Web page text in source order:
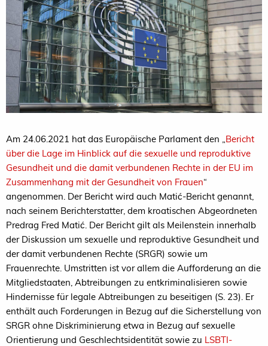
Am 24.06.2021 hat das Europäische Parlament den „Bericht
über die Lage im Hinblick auf die sexuelle und reproduktive
Gesundheit und die damit verbundenen Rechte in der EU im
Zusammenhang mit der Gesundheit von Frauen“
angenommen. Der Bericht wird auch Matić-Bericht genannt,
nach seinem Berichterstatter, dem kroatischen Abgeordneten
Predrag Fred Matić. Der Bericht gilt als Meilenstein innerhalb
der Diskussion um sexuelle und reproduktive Gesundheit und
der damit verbundenen Rechte (SRGR) sowie um
Frauenrechte. Umstritten ist vor allem die Aufforderung an die
Mitgliedstaaten, Abtreibungen zu entkriminalisieren sowie
Hindernisse für legale Abtreibungen zu beseitigen (S. 23). Er
enthält auch Forderungen in Bezug auf die Sicherstellung von
SRGR ohne Diskriminierung etwa in Bezug auf sexuelle
Orientierung und Geschlechtsidentität sowie zu LSBTI-